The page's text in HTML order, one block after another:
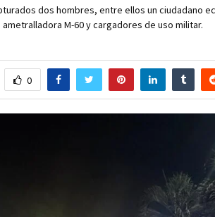
dos hombres, entre ellos un ciudadano
M-60 y cargadores de uso militar.
0